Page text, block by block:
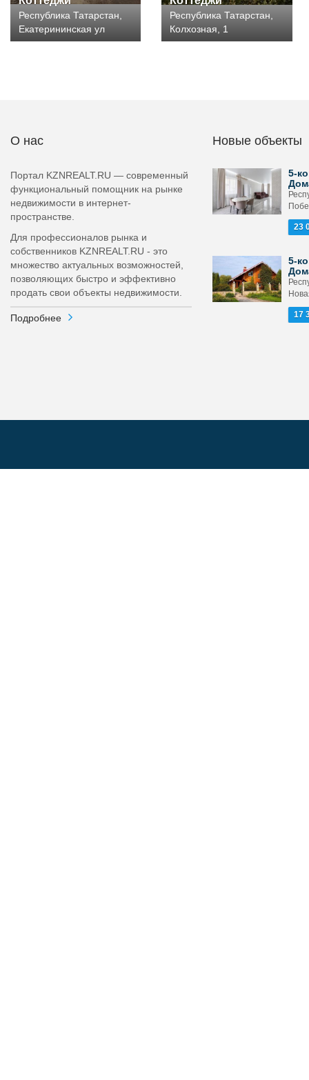
Республика Татарстан,
Екатерининская ул
Республика Татарстан,
Колхозная, 1
О нас
Портал KZNREALT.RU — современный
функциональный помощник на рынке
недвижимости в интернет-
пространстве.
Для профессионалов рынка и
собственников KZNREALT.RU - это
множество актуальных возможностей,
позволяющих быстро и эффективно
продать свои объекты недвижимости.
Подробнее
Новые объекты
5-
23
5-
17